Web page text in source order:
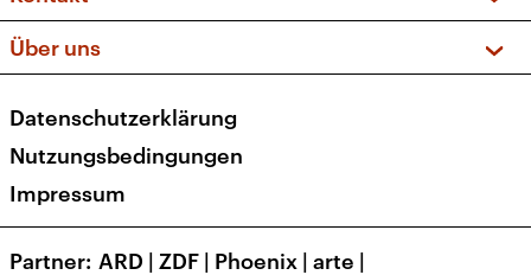
Apps
Newsletter
Veranstaltungen
Social Media
Über uns
Presse
Karriere
Transparenz
Datenschutzerklärung
Nutzungsbedingungen
Impressum
Partner ARD | ZDF | Phoenix | arte |